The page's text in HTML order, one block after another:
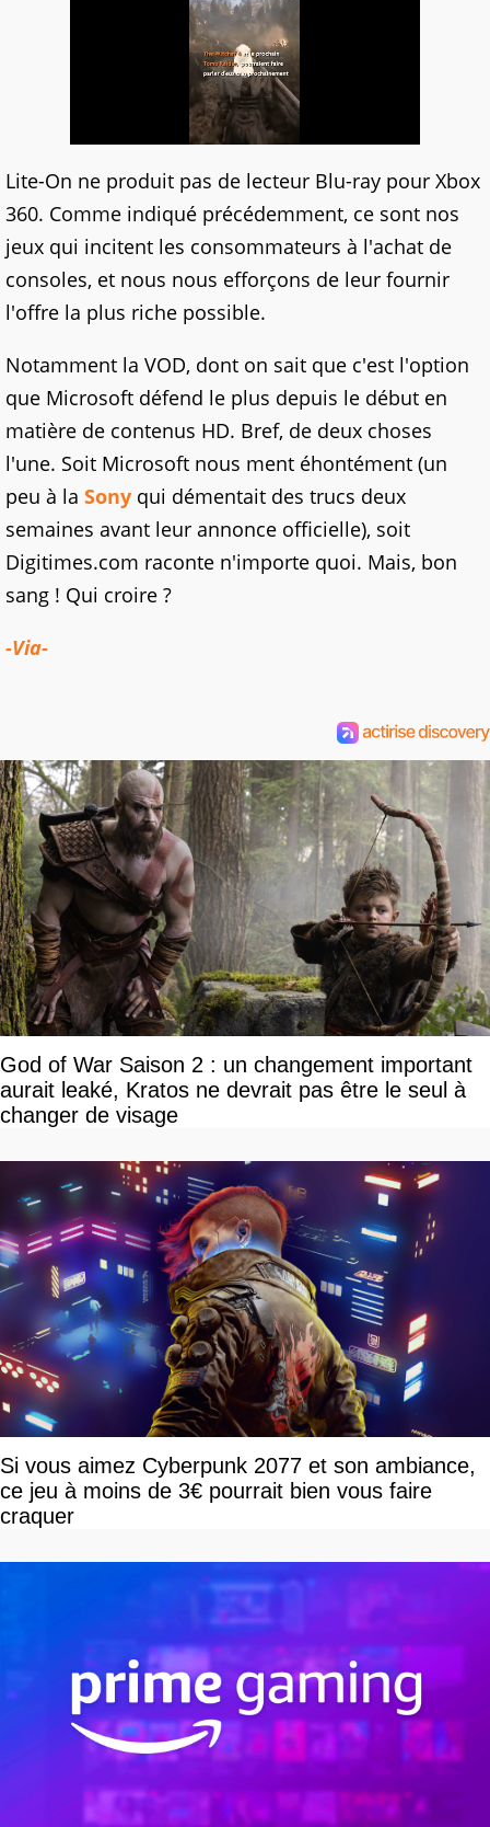
Lite-On ne produit pas de lecteur Blu-ray pour Xbox
360. Comme indiqué précédemment, ce sont nos
jeux qui incitent les consommateurs à l'achat de
consoles, et nous nous efforçons de leur fournir
l'offre la plus riche possible.
Notamment la VOD, dont on sait que c'est l'option
que Microsoft défend le plus depuis le début en
matière de contenus HD. Bref, de deux choses
l'une. Soit Microsoft nous ment éhontément (un
peu à la Sony qui démentait des trucs deux
semaines avant leur annonce officielle), soit
Digitimes.com raconte n'importe quoi. Mais, bon
sang ! Qui croire ?
-Via-
God of War Saison 2 : un changement important
aurait leaké, Kratos ne devrait pas être le seul à
changer de visage
Si vous aimez Cyberpunk 2077 et son ambiance,
ce jeu à moins de 3€ pourrait bien vous faire
craquer